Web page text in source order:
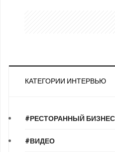
КАТЕГОРИИ ИНТЕРВЬЮ
#РЕСТОРАННЫЙ БИЗНЕС
#ВИДЕО